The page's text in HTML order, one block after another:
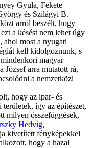
Gyula, Fekete
és Szilágyi B.
arról beszélt, hogy
a késést nem lehet úgy
most a nyugati
kell kidolgoznunk, s
magyar
József arra mutatott rá,
a nemzetközi
hogy az ipar- és
így az építészet,
milyen összefüggések,
Hedvig,
kivetített fényképekkel
hogy a hazai